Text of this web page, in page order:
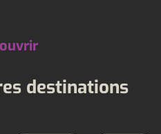
destinations